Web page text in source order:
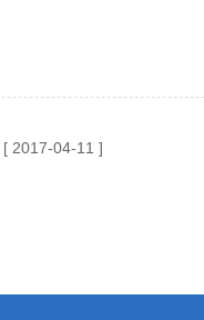
[ 2017-04-11 ]